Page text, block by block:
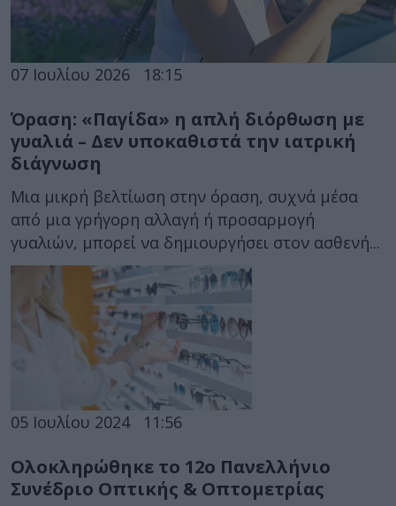
07 Ιουλίου 2026 18:15
Όραση: «Παγίδα» η απλή διόρθωση με
γυαλιά – Δεν υποκαθιστά την ιατρική
διάγνωση
Μια μικρή βελτίωση στην όραση, συχνά μέσα
από μια γρήγορη αλλαγή ή προσαρμογή
γυαλιών, μπορεί να δημιουργήσει στον ασθενή...
05 Ιουλίου 2024 11:56
Ολοκληρώθηκε το 12ο Πανελλήνιο
Συνέδριο Οπτικής & Οπτομετρίας